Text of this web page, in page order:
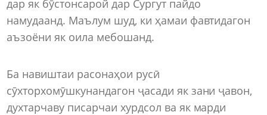
дар як бӯстонсарой дар Сургут пайдо
намудаанд. Маълум шуд, ки ҳамаи фавтидагон
аъзоёни як оила мебошанд.
Ба навиштаи расонаҳои русӣ
сӯхторхомӯшкунандагон ҷасади як зани ҷавон,
духтарчаву писарчаи хурдсол ва як марди